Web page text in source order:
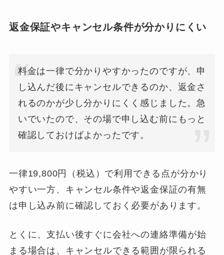
返金保証やキャンセル条件が分かりにくい
料金は一律で分かりやすかったのですが、申
し込んだ後にキャンセルできるのか、返金さ
れるのかが少し分かりにくく感じました。急
いでいたので、その場で申し込む前にもっと
確認しておけばよかったです。
一律19,800円（税込）で利用できる点が分かり
やすい一方、キャンセル条件や返金保証の有無
は申し込み前に確認しておく必要があります。
とくに、支払い後すぐに会社への連絡準備が始
まる場合は、キャンセルできる範囲が限られる